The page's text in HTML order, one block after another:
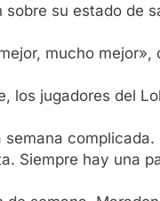
sobre su estado de
mucho
los jugadores del
semana
Siempre hay una